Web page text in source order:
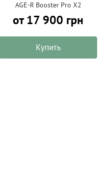
AGE-R Booster Pro X2
от 17 900 грн
Купить